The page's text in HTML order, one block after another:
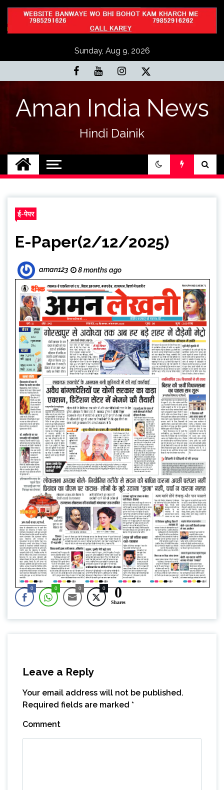
Skip
content
Sunday, Aug 9, 2026
Aman India News
Hindi Dainik
ई-पेपर
E-Paper(2/12/2025)
aman123 8 months ago
0 0 0 0 0
Shares
Leave a Reply
Your email address will not be published.
Required fields are marked *
Comment